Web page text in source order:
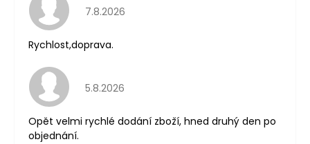
Hodnocení obchodu je 5 z 5 hvězdiček.
7.8.2026
Rychlost,doprava.
Hodnocení obchodu je 5 z 5 hvězdiček.
5.8.2026
Opět velmi rychlé dodání zboží, hned druhý den po
objednání.